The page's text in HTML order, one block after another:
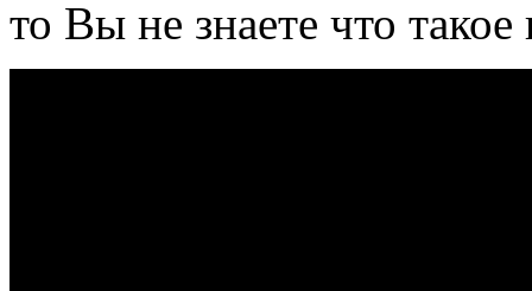
то Вы не знаете что